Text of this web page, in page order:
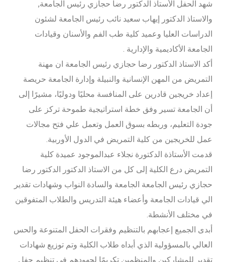
شهد الحفل الأستاذ الدكتور رضا حجازي رئيس الجامعة,
والاستاذ الدكتور إيهاب سعيد نائب رئيس الجامعة لشئون
الدراسات العليا وعميد كلية طب الفم والأسنان وقيادات
الجامعة الأكاديمية والإدارية .
أكد الاستاذ الدكتور رضا حجازي رئيس الجامعة ان مهنة
التمريض من المهن الإنسانية والنبيلة وإدارة الجامعة حريصة
إعداد خريجين قادرين على المنافسة محليًا ودوليًا، مشيرًا إلى
أن الجامعة تسير وفق خطة استراتيجية طموحة تركز على
جودة التعليم، وربطه بسوق العمل وتعمل علي فتح مجالات
عمل للخريجين من كلية التمريض في الدول الأوربية.
قدمت الأستاذة الدكتورة نجلاء عبدالموجود عميدة كلية
التمريض درع الكلية إلى كل من الاستاذ الدكتور الدكتور رضا
حجازي رئيس الجامعة الجامعة والسادة النواب وشهادات تقدير
الي قيادات الجامعة وأعضاء هيئة التدريس والطلاب المتفوقين
في مختلف الأنشطة.
أبدى الجميع إعجابهم بالتنظيم وفقرات الحفل المتنوعة والحس
العالي بالمسؤولية الذي أبداه طلاب الكلية وتم توزيع شهادات
تقدير للمشاركين والمنظمين تكريمًا لجهودهم في تنظيم حفل